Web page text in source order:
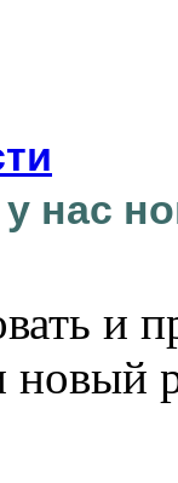
нас
и
новый